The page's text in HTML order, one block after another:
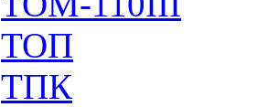
ТОП
ТПК